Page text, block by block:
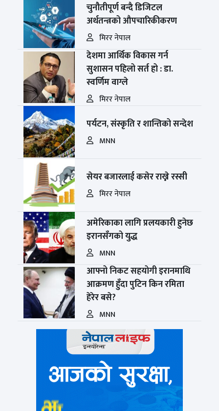
चुनौतीपूर्ण बन्दै डिजिटल
अर्थतन्त्रको औपचारिकीकरण
मिरर नेपाल
देशमा आर्थिक विकास गर्न
सुशासन पहिलो सर्त हो : डा.
स्वर्णिम वाग्ले
मिरर नेपाल
पर्यटन, संस्कृति र शान्तिको सन्देश
MNN
सेयर बजारलाई कसेर राख्ने रस्सी
मिरर नेपाल
अमेरिकाका लागि प्रलयकारी हुनेछ
इरानसँगको युद्ध
MNN
आफ्नो निकट सहयोगी इरानमाथि
आक्रमण हुँदा पुटिन किन रमिता
हेरेर बसे?
MNN